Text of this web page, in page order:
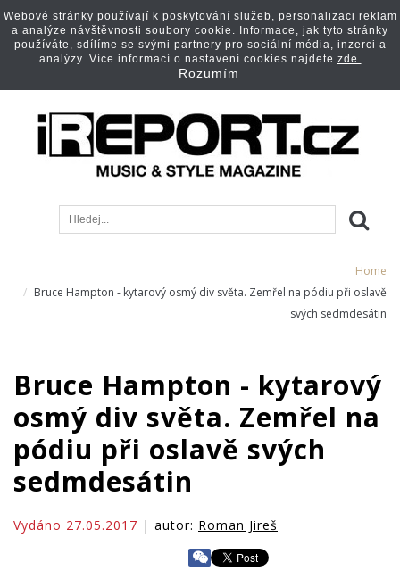
Home
Bruce Hampton - kytarový osmý div světa. Zemřel na pódiu při oslavě
svých sedmdesátin
Bruce Hampton - kytarový
osmý div světa. Zemřel na
pódiu při oslavě svých
sedmdesátin
Vydáno 27.05.2017 | autor: Roman Jireš
Webové stránky používají k poskytování služeb, personalizaci reklam
a analýze návštěvnosti soubory cookie. Informace, jak tyto stránky
používáte, sdílíme se svými partnery pro sociální média, inzerci a
analýzy. Více informací o nastavení cookies najdete zde.
Rozumím